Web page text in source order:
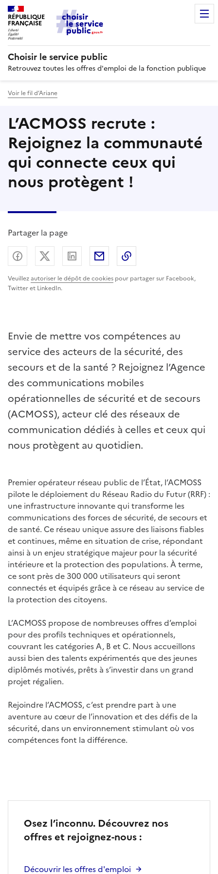
RÉPUBLIQUE
FRANÇAISE
Choisir le service public
Retrouvez toutes les offres d'emploi de la fonction publique
Voir le fil d’Ariane
L’ACMOSS recrute :
Rejoignez la communauté
qui connecte ceux qui
nous protègent !
Partager la page
Veuillezautoriser le dépôt de cookies pour partager sur Facebook,
Twitter et LinkedIn.
Partager sur Facebook
Partager sur X (anciennement Twitter) -
Partager sur LinkedIn
Partager par email
Envie de mettre vos compétences au
service des acteurs de la sécurité, des
secours et de la santé ? Rejoignez l’Agence
des communications mobiles
opérationnelles de sécurité et de secours
(ACMOSS), acteur clé des réseaux de
communication dédiés à celles et ceux qui
nous protègent au quotidien.
Premier opérateur réseau public de l’État, l’ACMOSS
pilote le déploiement du Réseau Radio du Futur (RRF) :
une infrastructure innovante qui transforme les
communications des forces de sécurité, de secours et
de santé. Ce réseau unique assure des liaisons fiables
et continues, même en situation de crise, répondant
ainsi à un enjeu stratégique majeur pour la sécurité
intérieure et la protection des populations. À terme,
ce sont près de 300 000 utilisateurs qui seront
connectés et équipés grâce à ce réseau au service de
la protection des citoyens.
L’ACMOSS propose de nombreuses offres d’emploi
pour des profils techniques et opérationnels,
couvrant les catégories A, B et C. Nous accueillons
aussi bien des talents expérimentés que des jeunes
diplômés motivés, prêts à s’investir dans un grand
projet régalien.
Rejoindre l’ACMOSS, c’est prendre part à une
aventure au cœur de l’innovation et des défis de la
sécurité, dans un environnement stimulant où vos
compétences font la différence.
Osez l’inconnu. Découvrez nos
offres et rejoignez-nous :
Découvrir les offres d'emploi